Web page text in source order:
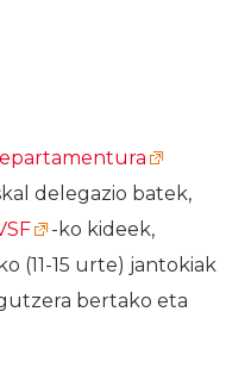
delegazio batek,
-ko kideek,
(11-15 urte) jantokiak
bertako eta